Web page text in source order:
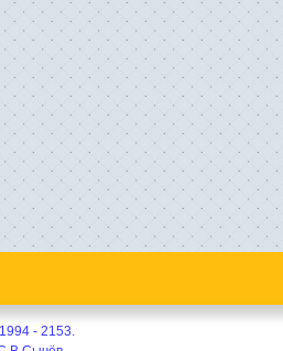
- 2153.